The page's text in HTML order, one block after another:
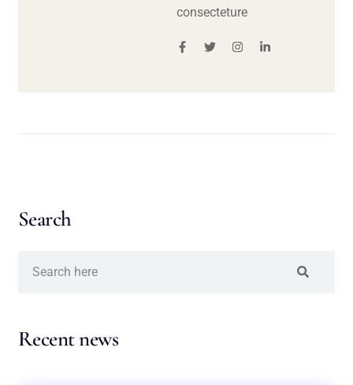
consecteture
Search
Recent news